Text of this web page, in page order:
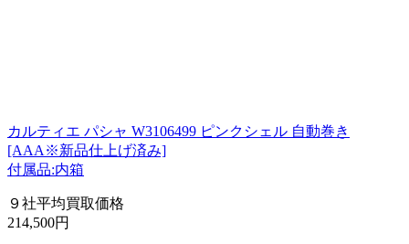
カルティエ パシャ W3106499 ピンクシェル 自動巻き
[AAA※新品仕上げ済み]
付属品:内箱
９社平均買取価格
214,500円